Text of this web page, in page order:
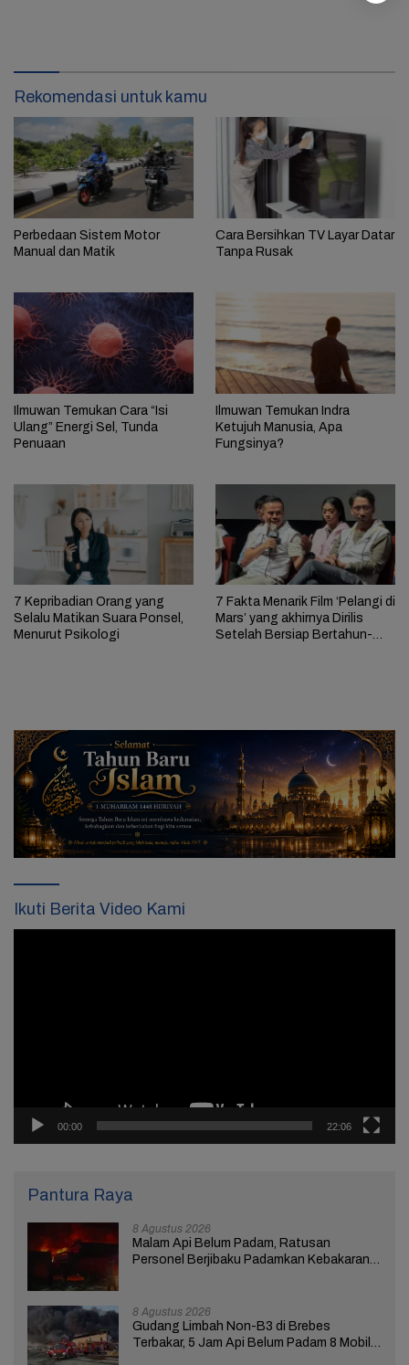
Rekomendasi untuk kamu
Perbedaan Sistem Motor
Manual dan Matik
Cara Bersihkan TV Layar Datar
Tanpa Rusak
Ilmuwan Temukan Cara “Isi
Ulang” Energi Sel, Tunda
Penuaan
Ilmuwan Temukan Indra
Ketujuh Manusia, Apa
Fungsinya?
7 Kepribadian Orang yang
Selalu Matikan Suara Ponsel,
Menurut Psikologi
7 Fakta Menarik Film ‘Pelangi di
Mars’ yang akhirnya Dirilis
Setelah Bersiap Bertahun-
Ikuti Berita Video Kami
00:00 22:06
Pantura Raya
8 Agustus 2026
Malam Api Belum Padam, Ratusan
Personel Berjibaku Padamkan Kebakaran
8 Agustus 2026
Gudang Limbah Non-B3 di Brebes
Terbakar, 5 Jam Api Belum Padam 8 Mobil